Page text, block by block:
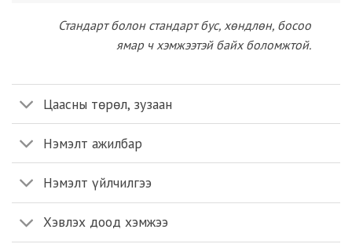
Стандарт болон стандарт бус, хөндлөн, босоо
ямар ч хэмжээтэй байх боломжтой.
Цаасны төрөл, зузаан
Нэмэлт ажилбар
Нэмэлт үйлчилгээ
Хэвлэх доод хэмжээ